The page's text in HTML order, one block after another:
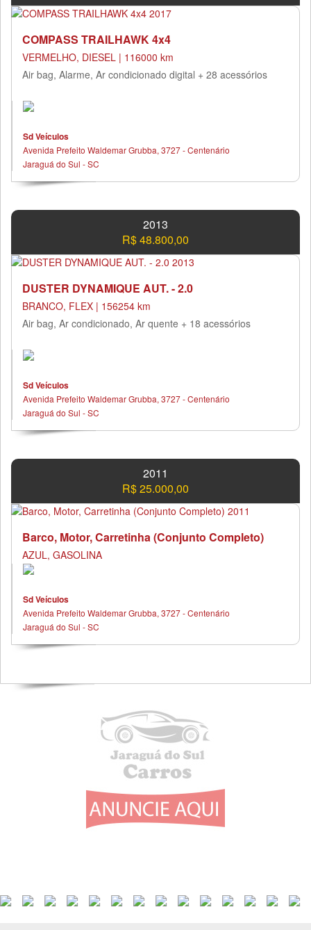
COMPASS TRAILHAWK 4x4
VERMELHO, DIESEL | 116000 km
Air bag, Alarme, Ar condicionado digital + 28 acessórios
Sd Veículos
Avenida Prefeito Waldemar Grubba, 3727 - Centenário
Jaraguá do Sul - SC
2013
R$ 48.800,00
DUSTER DYNAMIQUE AUT. - 2.0
BRANCO, FLEX | 156254 km
Air bag, Ar condicionado, Ar quente + 18 acessórios
Sd Veículos
Avenida Prefeito Waldemar Grubba, 3727 - Centenário
Jaraguá do Sul - SC
2011
R$ 25.000,00
Barco, Motor, Carretinha (Conjunto Completo)
AZUL, GASOLINA
Sd Veículos
Avenida Prefeito Waldemar Grubba, 3727 - Centenário
Jaraguá do Sul - SC